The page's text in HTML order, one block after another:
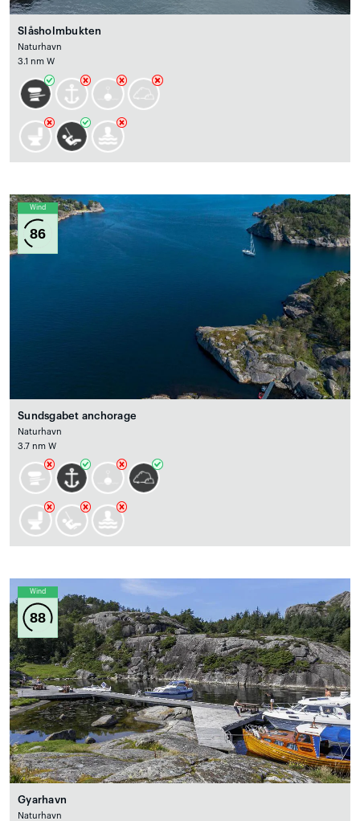
Slåsholmbukten
Naturhavn
3.1 nm W
Wind
86
Sundsgabet anchorage
Naturhavn
3.7 nm W
Wind
88
Gyarhavn
Naturhavn